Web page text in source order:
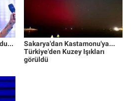
Sakarya'dan Kastamonu'ya...
Türkiye'den Kuzey Işıkları
görüldü